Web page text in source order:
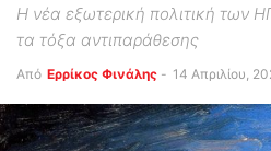
Η νέα εξωτερική πολιτική των
τα τόξα αντιπαράθεσης
Από Ερρίκος Φινάλης - 14 Απριλίου,